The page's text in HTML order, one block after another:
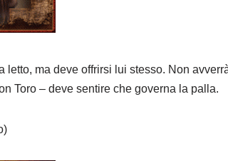
letto, ma deve offrirsi lui stesso. Non
Toro – deve sentire che governa la palla.